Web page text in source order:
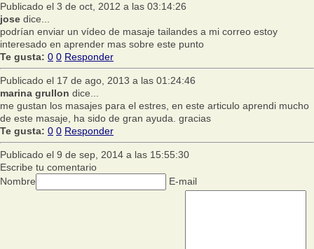
Publicado el 3 de oct, 2012 a las 03:14:26
jose dice...
podrían enviar un vídeo de masaje tailandes a mi correo estoy
interesado en aprender mas sobre este punto
Te gusta: 0 0 Responder
Publicado el 17 de ago, 2013 a las 01:24:46
marina grullon dice...
me gustan los masajes para el estres, en este articulo aprendi mucho
de este masaje, ha sido de gran ayuda. gracias
Te gusta: 0 0 Responder
Publicado el 9 de sep, 2014 a las 15:55:30
Escribe tu comentario
Nombre
E-mail